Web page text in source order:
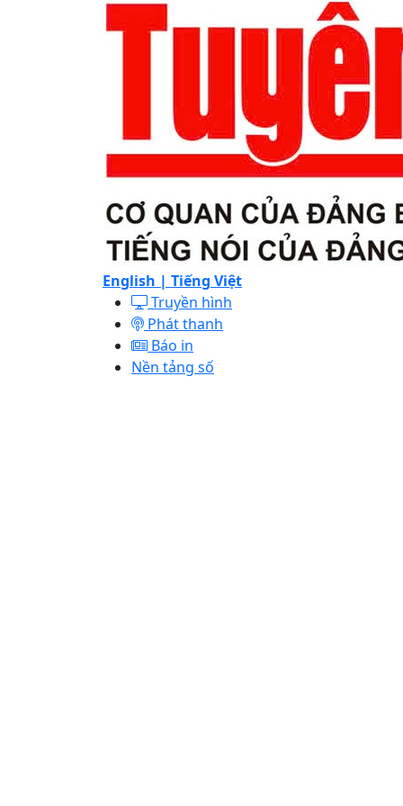
English | Tiếng Việt
Truyền hình
Phát thanh
Báo in
Nền tảng số